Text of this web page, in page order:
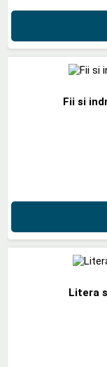
Fii si
Litera